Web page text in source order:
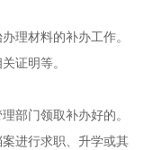
理材料的补办工作。
证明等。
部门领取补办好的。
进行求职、升学或其